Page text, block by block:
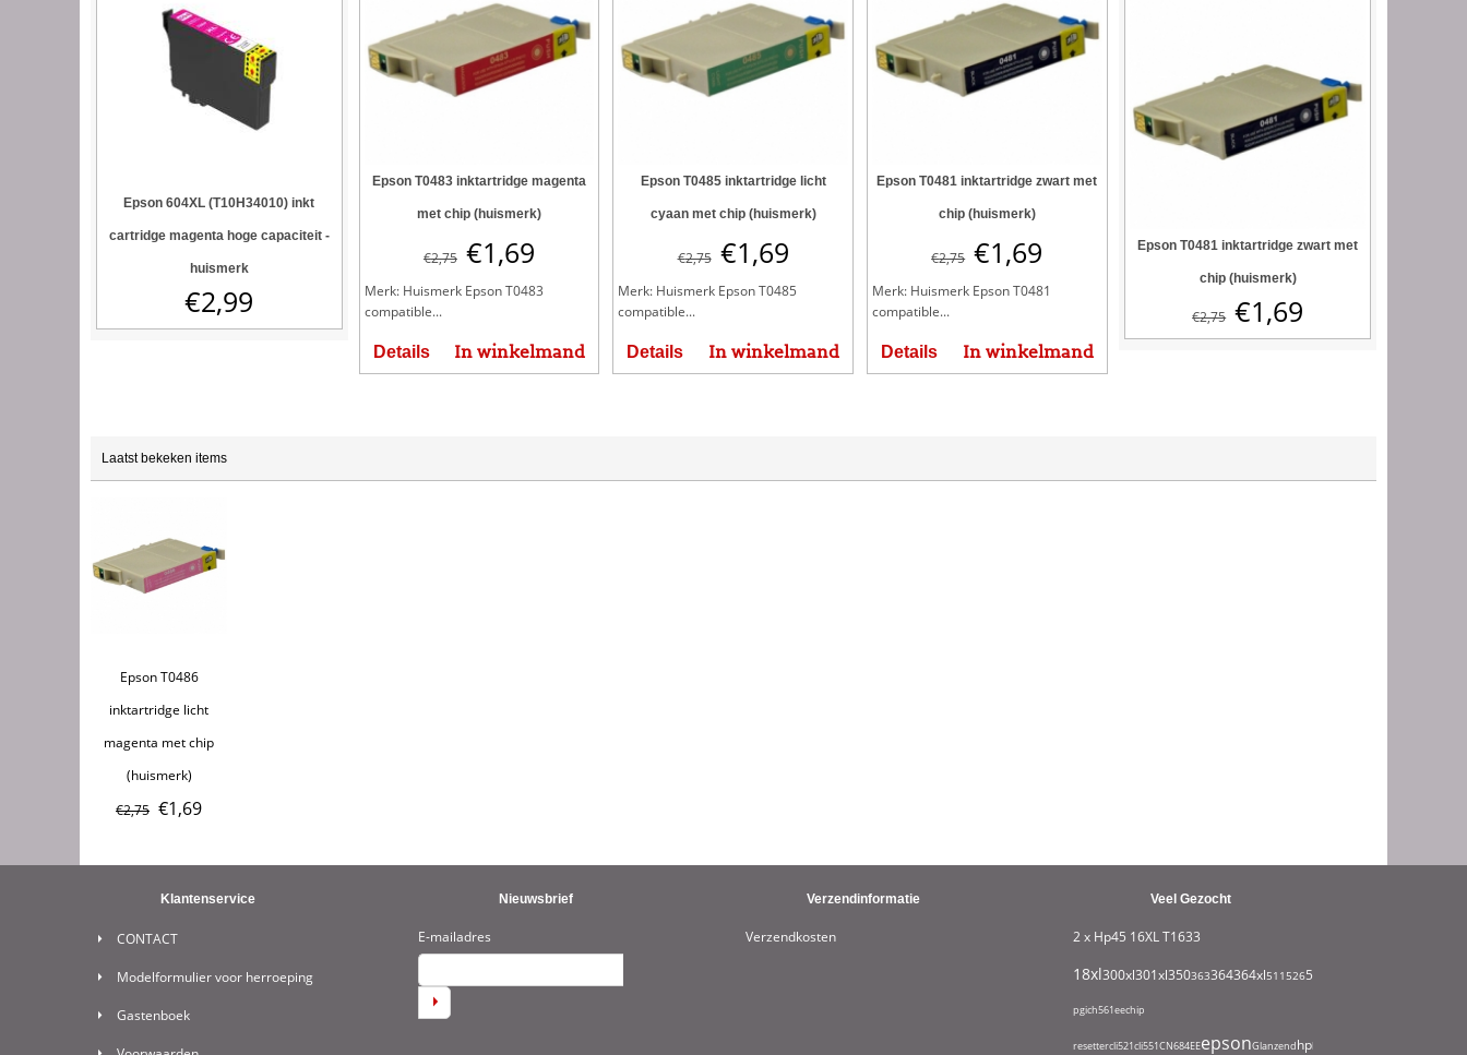
Epson 604XL (T10H34010) inkt
cartridge magenta hoge capaciteit -
huismerk
€2,99
Epson T0483 inktartridge magenta
met chip (huismerk)
€2,75 €1,69
Merk: Huismerk Epson T0483
compatible...
Details In winkelmand
Epson T0485 inktartridge licht
cyaan met chip (huismerk)
€2,75 €1,69
Merk: Huismerk Epson T0485
compatible...
Details In winkelmand
Epson T0481 inktartridge zwart met
chip (huismerk)
€2,75 €1,69
Merk: Huismerk Epson T0481
compatible...
Details In winkelmand
Epson T0481 inktartridge zwart met
chip (huismerk)
€2,75 €1,69
Laatst bekeken items
Epson T0486
inktartridge licht
magenta met chip
(huismerk)
€2,75 €1,69
Klantenservice
CONTACT
Modelformulier voor herroeping
Gastenboek
Nieuwsbrief
E-mailadres
Verzendinformatie
Verzendkosten
Veel Gezocht
2 x Hp45 16XL T1633
18xl300xl301xl350363364364xl511 526550
pgich561eechip
resettercli521cli551CN684EEepsonGlanzendhphp